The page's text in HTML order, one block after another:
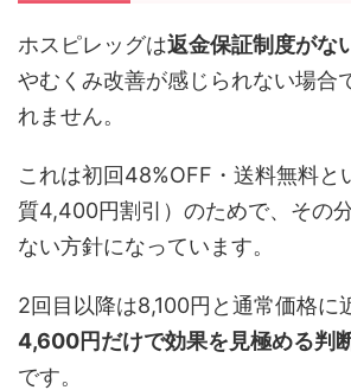
ホスピレッグは返金保証制度がな
やむくみ改善が感じられない場合
れません。
これは初回48%OFF・送料無料と
質4,400円割引）のためで、その
ない方針になっています。
2回目以降は8,100円と通常価格に
4,600円だけで効果を見極める判
です。